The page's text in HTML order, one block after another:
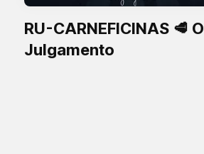
RU-CARNEFICINAS 🥩 O
Julgamento